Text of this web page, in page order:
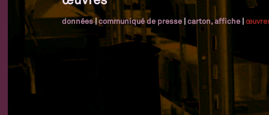
données|communiqué de presse |carton, affiche |